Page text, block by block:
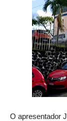
O apresentador